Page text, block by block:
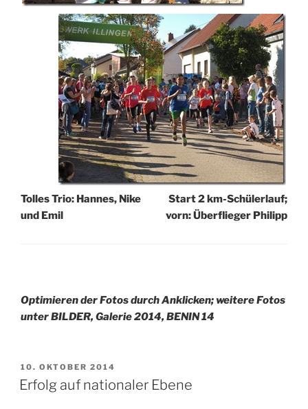
Tolles Trio: Hannes, Nike
und Emil
Start 2 km-Schülerlauf;
vorn: Überflieger Philipp
Optimieren der Fotos durch Anklicken; weitere Fotos
unter BILDER, Galerie 2014, BENIN 14
VERÖFFENTLICHT
AM
10. OKTOBER 2014
Erfolg auf nationaler Ebene